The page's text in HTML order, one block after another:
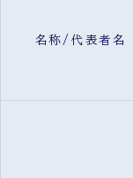
名称/代表者名